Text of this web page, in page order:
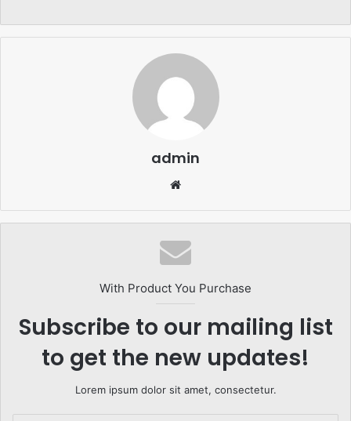
admin
With Product You Purchase
Subscribe to our mailing list
to get the new updates!
Lorem ipsum dolor sit amet, consectetur.